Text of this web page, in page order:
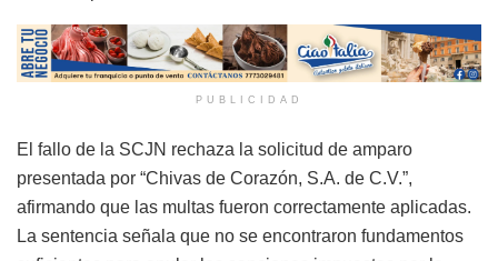
PUBLICIDAD
El fallo de la SCJN rechaza la solicitud de amparo
presentada por “Chivas de Corazón, S.A. de C.V.”,
afirmando que las multas fueron correctamente aplicadas.
La sentencia señala que no se encontraron fundamentos